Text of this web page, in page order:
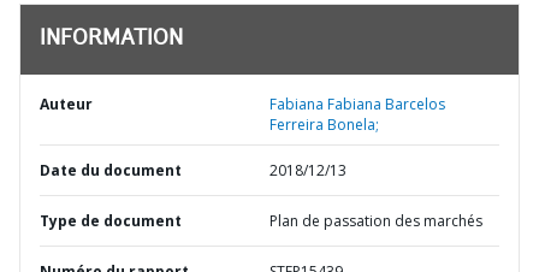
INFORMATION
Auteur
Fabiana Fabiana Barcelos
Ferreira Bonela;
Date du document 2018/12/13
Type de document Plan de passation des marchés